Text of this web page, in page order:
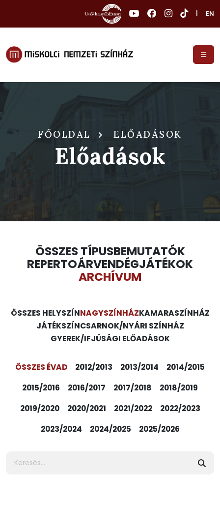
EN
FŐOLDAL ELŐADÁSOK
Előadások
ÖSSZES TÍPUSBEMUTATÓK
REPERTOÁRVENDÉGJÁTÉKOK
ARCHÍVUM
ÖSSZES HELYSZÍNNAGYSZÍNHÁZKAMARASZÍNHÁZ
JÁTÉKSZÍNCSARNOK/NYÁRI SZÍNHÁZ
GYEREK/IFJÚSÁGI ELŐADÁSOK
ÖSSZES ÉVAD 2012/2013 2013/2014
2014/2015
2015/2016
2016/2017 2017/2018
2018/2019
2019/2020
2020/2021 2021/2022
2022/2023
2023/2024
2024/2025 2025/2026